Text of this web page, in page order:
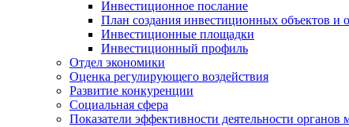
Инвестиционное послание
План создания инвестиционных объектов и
Инвестиционные площадки
Инвестиционный профиль
Отдел экономики
Оценка регулирующего воздействия
Развитие конкуренции
Социальная сфера
Показатели эффективности деятельности органов